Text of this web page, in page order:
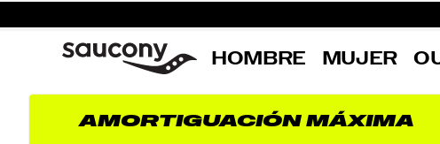
HOMBRE MUJER
AMORTIGUACIÓN MÁXIMA